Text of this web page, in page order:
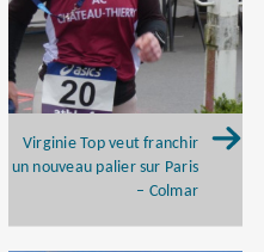
Virginie Top veut franchir
un nouveau palier sur Paris
– Colmar